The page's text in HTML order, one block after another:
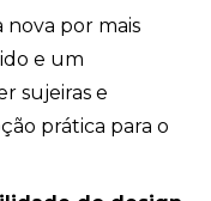
nova por mais
e um
sujeiras e
prática para o